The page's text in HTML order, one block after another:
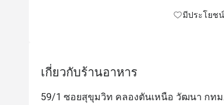
มีประโยช
เกี่ยวกับร้านอาหาร
59/1 ซอยสุขุมวิท คลองตันเหนือ วัฒนา กทม.